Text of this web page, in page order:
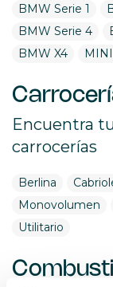
BMW Serie 1
BMW Serie 4
BMW X4
Encuentra
carrocerías
Berlina
Monovolumen
Utilitario